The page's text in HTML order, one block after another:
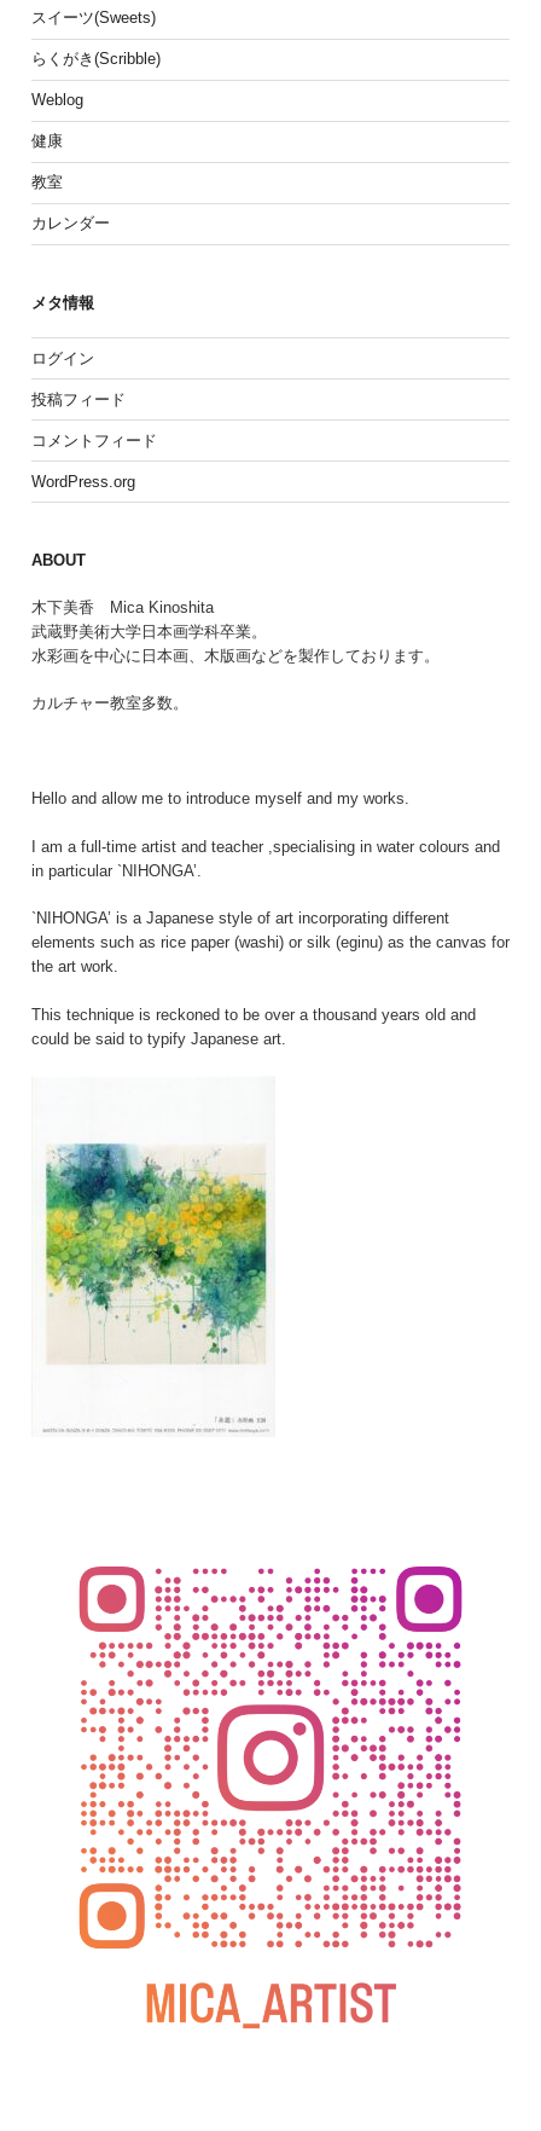
スイーツ(Sweets)
らくがき(Scribble)
Weblog
健康
教室
カレンダー
メタ情報
ログイン
投稿フィード
コメントフィード
WordPress.org
ABOUT
木下美香 Mica Kinoshita
武蔵野美術大学日本画学科卒業。
水彩画を中心に日本画、木版画などを製作しております。
カルチャー教室多数。
Hello and allow me to introduce myself and my works.
I am a full-time artist and teacher ,specialising in water colours and
in particular `NIHONGA’.
`NIHONGA’ is a Japanese style of art incorporating different
elements such as rice paper (washi) or silk (eginu) as the canvas for
the art work.
This technique is reckoned to be over a thousand years old and
could be said to typify Japanese art.